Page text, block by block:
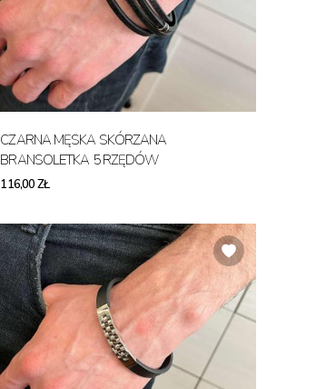
CZARNA MĘSKA SKÓRZANA
BRANSOLETKA 5 RZĘDÓW
116,00 ZŁ